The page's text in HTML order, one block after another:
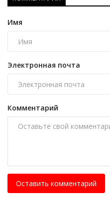
Имя
Электронная почта
Комментарий
Оставить комментарий